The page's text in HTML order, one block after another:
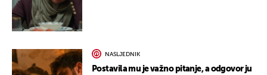
NASLJEDNIK
Postavila mu je važno pitanje, a odgovor ju